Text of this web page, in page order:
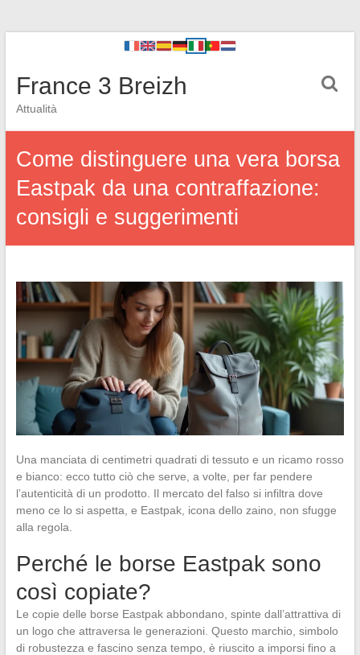
France 3 Breizh
Attualità
Come distinguere una vera borsa
Eastpak da una contraffazione:
consigli e suggerimenti
Una manciata di centimetri quadrati di tessuto e un ricamo rosso
e bianco: ecco tutto ciò che serve, a volte, per far pendere
l’autenticità di un prodotto. Il mercato del falso si infiltra dove
meno ce lo si aspetta, e Eastpak, icona dello zaino, non sfugge
alla regola.
Perché le borse Eastpak sono
così copiate?
Le copie delle borse Eastpak abbondano, spinte dall’attrattiva di
un logo che attraversa le generazioni. Questo marchio, simbolo
di robustezza e fascino senza tempo, è riuscito a imporsi fino a